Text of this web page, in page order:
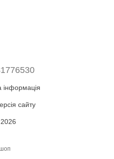
інформація
сайту